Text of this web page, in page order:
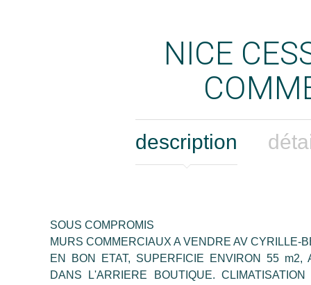
NICE
description
SOUS COMPROMIS
MURS COMMERCIAUX A VENDRE AV
EN BON ETAT, SUPERFICIE ENVIRON 55 m2,
DANS L'ARRIERE BOUTIQUE.